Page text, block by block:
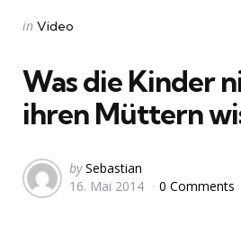
Categories
Posted
in Video
Was die Kinder
ihren Müttern
Posted
by
by Sebastian
16. Mai 2014
0 Comments